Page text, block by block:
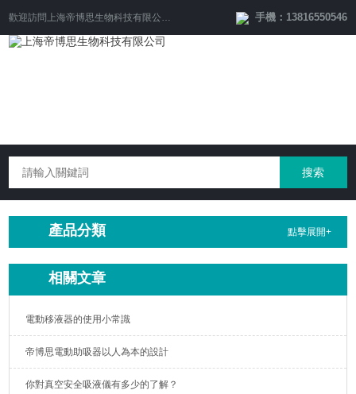
歡迎訪問 上海帝博思生物科技有限公司 手機：13816550546
產品分類 點擊展開+
相關文章
電動移液器的使用小常識
帝博思電動助吸器以人為本的設計
你對真空安全吸液儀有多少的了解？